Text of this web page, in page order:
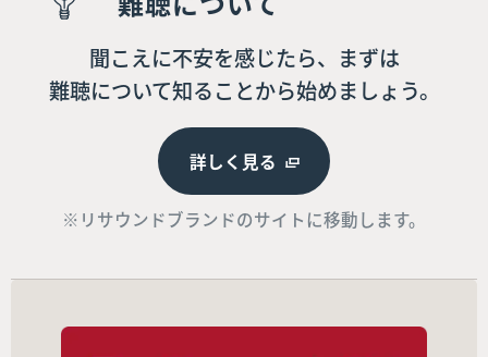
聞こえに不安を感じたら、まずは
難聴について知ることから始めましょう。
詳しく見る
※リサウンドブランドのサイトに移動します。